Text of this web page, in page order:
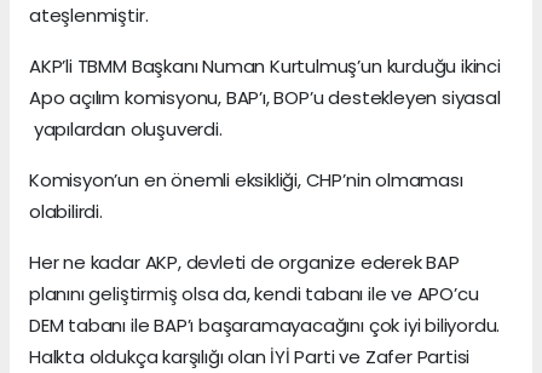
ateşlenmiştir.
AKP’li TBMM Başkanı Numan Kurtulmuş’un kurduğu ikinci
Apo açılım komisyonu, BAP’ı, BOP’u destekleyen siyasal
yapılardan oluşuverdi.
Komisyon’un en önemli eksikliği, CHP’nin olmaması
olabilirdi.
Her ne kadar AKP, devleti de organize ederek BAP
planını geliştirmiş olsa da, kendi tabanı ile ve APO’cu
DEM tabanı ile BAP’ı başaramayacağını çok iyi biliyordu.
Halkta oldukça karşılığı olan İYİ Parti ve Zafer Partisi